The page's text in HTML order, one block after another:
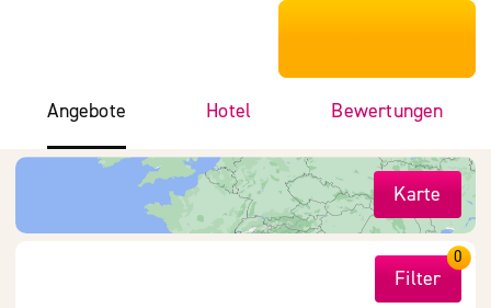
Angebote Hotel Bewertungen
Karte
Filter
0